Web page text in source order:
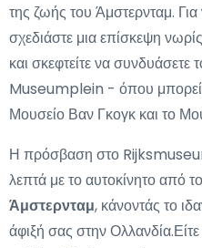
της ζωής του Άμστερνταμ.
σχεδιάστε μια επίσκεψη
και σκεφτείτε να συνδυάσετε
Museumplein - όπου
Μουσείο Βαν Γκογκ και το
Η πρόσβαση στο
λεπτά με το αυτοκίνητο από το
Άμστερνταμ, κάνοντάς το
άφιξή σας στην Ολλανδία.Είτε